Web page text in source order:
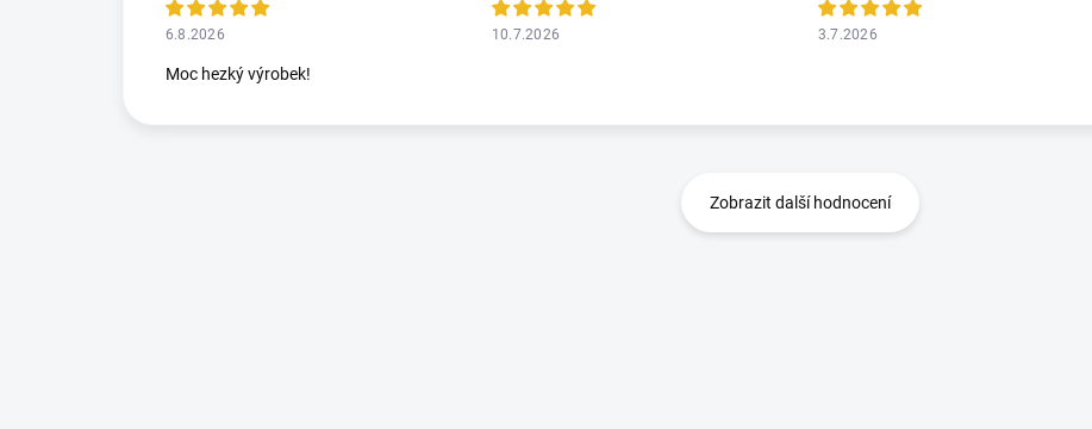
6.8.2026
Moc hezký výrobek!
10.7.2026 3.7.2026
Zobrazit další hodnocení